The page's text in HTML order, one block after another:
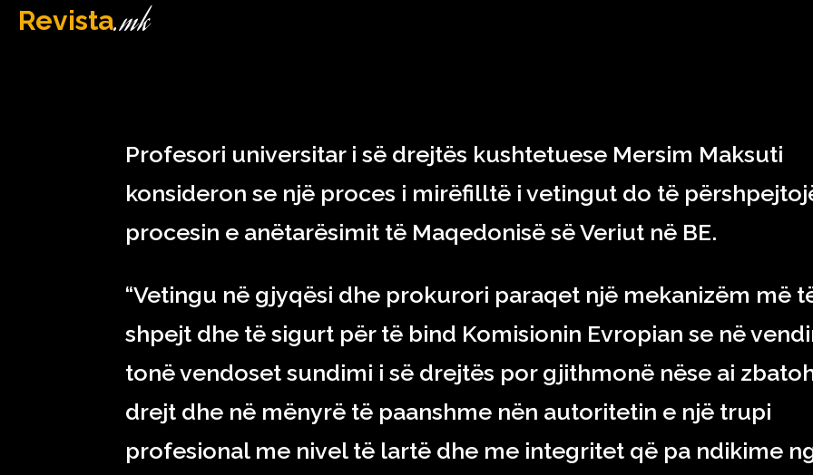
Revista.mk
Profesori universitar i së drejtës kushtetuese Mersim Maksuti
konsideron se një proces i mirëfilltë i vetingut do të
procesin e anëtarësimit të Maqedonisë së Veriut në BE.
“Vetingu në gjyqësi dhe prokurori paraqet një mekanizëm më
shpejt dhe të sigurt për të bind Komisionin Evropian se në
tonë vendoset sundimi i së drejtës por gjithmonë nëse ai
drejt dhe në mënyrë të paanshme nën autoritetin e një trupi
profesional me nivel të lartë dhe me integritet që pa ndikime